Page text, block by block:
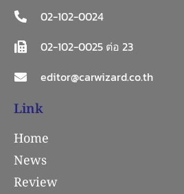
02-102-0024
02-102-0025 ต่อ 23
editor@carwizard.co.th
Link
Home
News
Review